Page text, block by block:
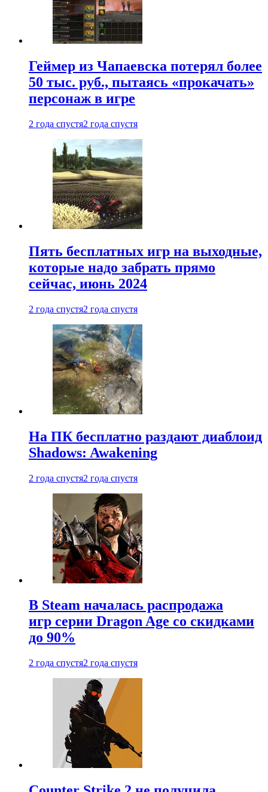
Геймер из Чапаевска потерял более
50 тыс. руб., пытаясь «прокачать»
персонаж в игре
2 года спустя2 года спустя
Пять бесплатных игр на выходные,
которые надо забрать прямо
сейчас, июнь 2024
2 года спустя2 года спустя
На ПК бесплатно раздают диаблоид
Shadows: Awakening
2 года спустя2 года спустя
В Steam началась распродажа
игр серии Dragon Age со скидками
до 90%
2 года спустя2 года спустя